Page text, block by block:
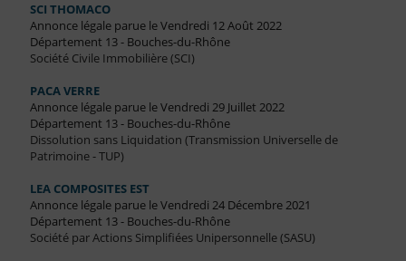
SCI THOMACO
Annonce légale parue le Vendredi 12 Août 2022
Département 13 - Bouches-du-Rhône
Société Civile Immobilière (SCI)
PACA VERRE
Annonce légale parue le Vendredi 29 Juillet 2022
Département 13 - Bouches-du-Rhône
Dissolution sans Liquidation (Transmission Universelle de
Patrimoine - TUP)
LEA COMPOSITES EST
Annonce légale parue le Vendredi 24 Décembre 2021
Département 13 - Bouches-du-Rhône
Société par Actions Simplifiées Unipersonnelle (SASU)